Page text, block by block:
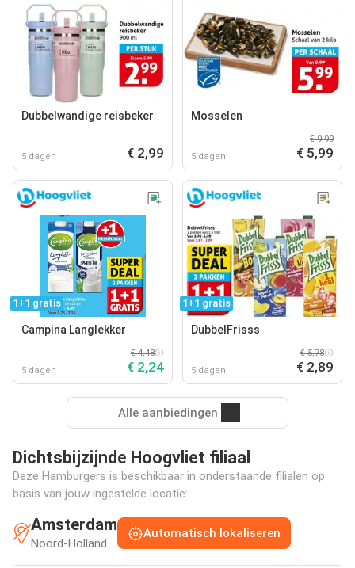
Dubbelwandige reisbeker
5 dagen € 2,99
Mosselen
5 dagen
€ 9,99
€ 5,99
1+1 gratis
Campina Langlekker
5 dagen
€ 4,48
€ 2,24
1+1 gratis
DubbelFrisss
5 dagen
€ 5,78
€ 2,89
Alle aanbiedingen
Dichtsbijzijnde Hoogvliet filiaal
Deze Hamburgers is beschikbaar in onderstaande filialen op
basis van jouw ingestelde locatie:
Amsterdam
Noord-Holland
Automatisch lokaliseren